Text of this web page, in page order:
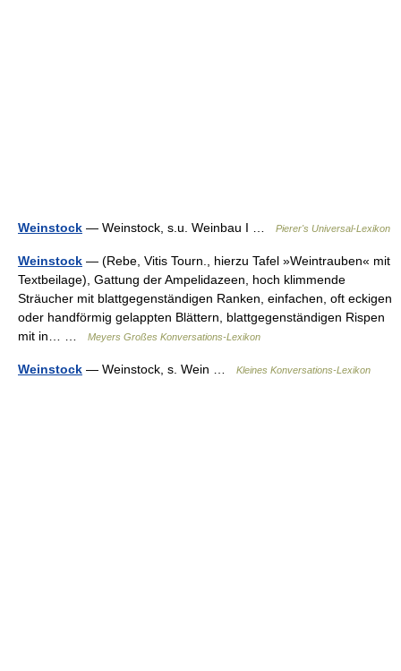
Weinstock — Weinstock, s.u. Weinbau I … Pierer's Universal-Lexikon
Weinstock — (Rebe, Vitis Tourn., hierzu Tafel »Weintrauben« mit
Textbeilage), Gattung der Ampelidazeen, hoch klimmende
Sträucher mit blattgegenständigen Ranken, einfachen, oft eckigen
oder handförmig gelappten Blättern, blattgegenständigen Rispen
mit in… …
Meyers Großes Konversations-Lexikon
Weinstock — Weinstock, s. Wein … Kleines Konversations-Lexikon